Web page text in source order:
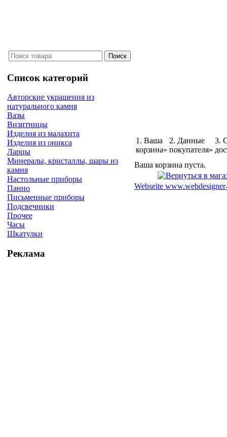
Список категорий
Авторские украшения из
натурального камня
Вазы
Визитницы
Изделия из малахита
Изделия из оникса
Ларцы
Минералы, кристаллы, шары из
камня
Настольные приборы
Панно
Письменные приборы
Подсвечники
Прочее
Часы
Шкатулки
Реклама
1. Ваша
корзина»
2. Данные
покупателя»
3.
Ваша корзина пуста.
Webseite